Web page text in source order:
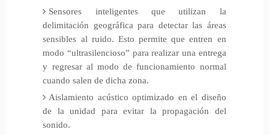
Sensores inteligentes que utilizan la
delimitación geográfica para detectar las áreas
sensibles al ruido. Esto permite que entren en
modo “ultrasilencioso” para realizar una entrega
y regresar al modo de funcionamiento normal
cuando salen de dicha zona.
Aislamiento acústico optimizado en el diseño
de la unidad para evitar la propagación del
sonido.